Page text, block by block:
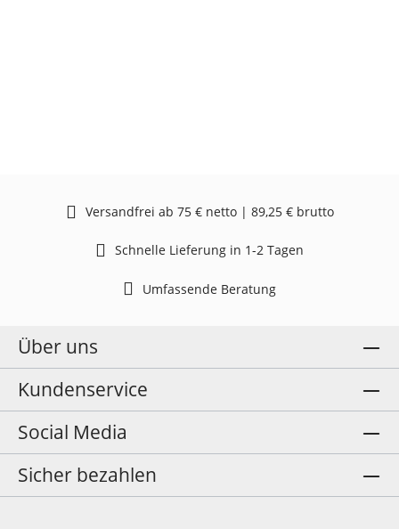
Versandfrei ab 75 € netto | 89,25 € brutto
Schnelle Lieferung in 1-2 Tagen
Umfassende Beratung
Über uns
Kundenservice
Social Media
Sicher bezahlen